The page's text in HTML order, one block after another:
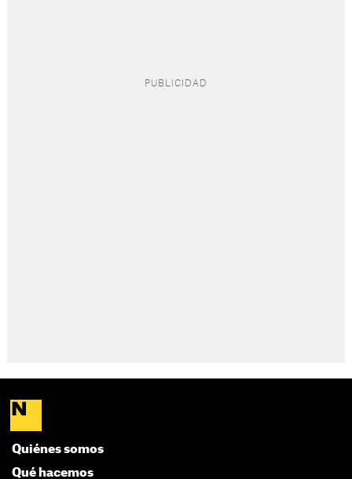
Quiénes somos
Qué hacemos